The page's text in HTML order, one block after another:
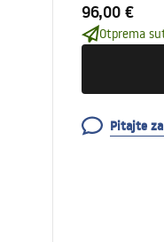
96,00 €
Otprema
Pitajte